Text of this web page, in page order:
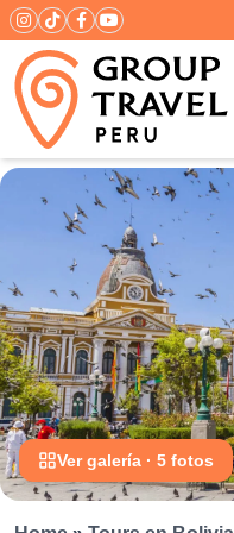
Ver galería · 5 fotos